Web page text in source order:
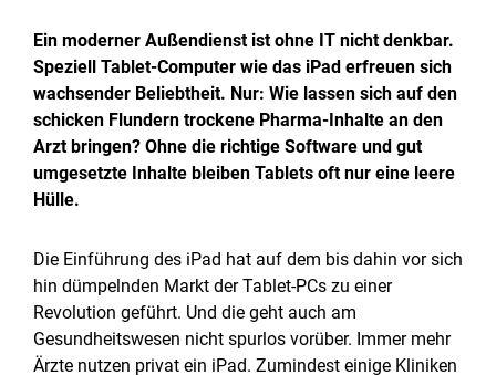
Ein moderner Außendienst ist ohne IT nicht denkbar.
Speziell Tablet-Computer wie das iPad erfreuen sich
wachsender Beliebtheit. Nur: Wie lassen sich auf den
schicken Flundern trockene Pharma-Inhalte an den
Arzt bringen? Ohne die richtige Software und gut
umgesetzte Inhalte bleiben Tablets oft nur eine leere
Hülle.
Die Einführung des iPad hat auf dem bis dahin vor sich
hin dümpelnden Markt der Tablet-PCs zu einer
Revolution geführt. Und die geht auch am
Gesundheitswesen nicht spurlos vorüber. Immer mehr
Ärzte nutzen privat ein iPad. Zumindest einige Kliniken